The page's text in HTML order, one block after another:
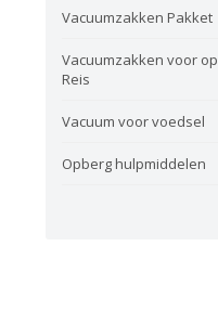
Vacuumzakken Pakket
Vacuumzakken voor op
Reis
Vacuum voor voedsel
Opberg hulpmiddelen